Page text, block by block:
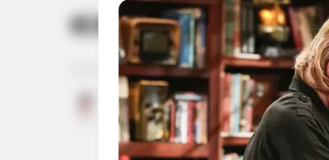
ดวงรายวัน 1 กันย
ดูดวงรายวัน/ ดวงรายวัน 1 กันยายน
อ.มิก พชร ทูตเทวะ 1 ก.ย. 2022
RURAL HEARTS
She Asked About Saturday
Said He'd Be Up At Four.